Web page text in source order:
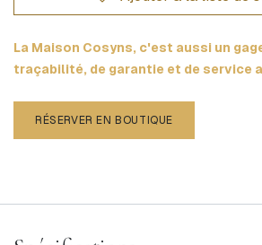
La Maison Cosyns, c'est aussi un
traçabilité, de garantie et de service
RÉSERVER EN BOUTIQUE